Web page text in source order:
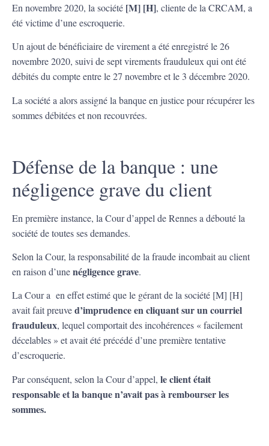
En novembre 2020, la société [M] [H], cliente de la CRCAM, a
été victime d’une escroquerie.
Un ajout de bénéficiaire de virement a été enregistré le 26
novembre 2020, suivi de sept virements frauduleux qui ont été
débités du compte entre le 27 novembre et le 3 décembre 2020.
La société a alors assigné la banque en justice pour récupérer les
sommes débitées et non recouvrées.
Défense de la banque : une
négligence grave du client
En première instance, la Cour d’appel de Rennes a débouté la
société de toutes ses demandes.
Selon la Cour, la responsabilité de la fraude incombait au client
en raison d’unenégligence grave.
La Cour a en effet estimé que le gérant de la société [M] [H]
avait fait preuved’imprudence en cliquant sur un courriel
frauduleux, lequel comportait des incohérences « facilement
décelables » et avait été précédé d’une première tentative
d’escroquerie.
Par conséquent, selon la Cour d’appel, le client était
responsable et la banque n’avait pas à rembourser les
sommes.